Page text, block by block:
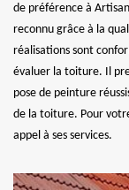
de préférence à
reconnu grâce à la
réalisations sont
évaluer la toiture. Il
pose de peinture
de la toiture. Pour
appel à ses services.